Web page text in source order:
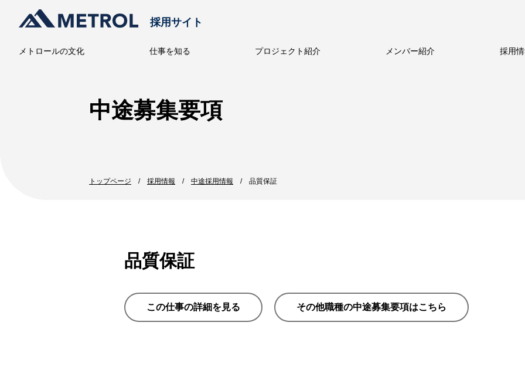
採用サイト
メトロールの文化 仕事を知る プロジェクト紹介 メンバー紹介 採用
中途募集要項
トップページ 採用情報 中途採用情報 品質保証
品質保証
この仕事の詳細を見る その他職種の中途募集要項はこちら